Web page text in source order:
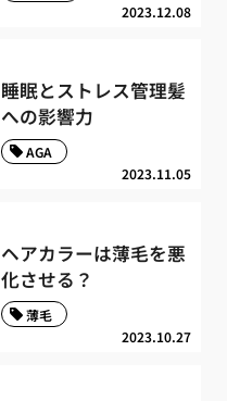
2023.12.08
睡眠とストレス管理髪
への影響力
2023.11.05
AGA
ヘアカラーは薄毛を悪
化させる？
2023.10.27
薄毛